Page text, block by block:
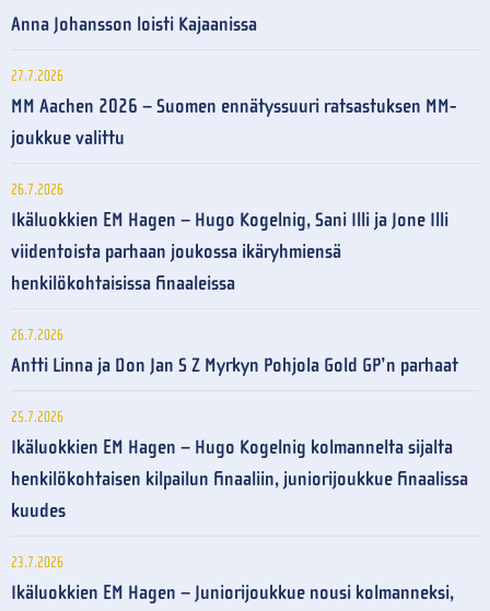
Anna Johansson loisti Kajaanissa
27.7.2026
MM Aachen 2026 – Suomen ennätyssuuri ratsastuksen MM-
joukkue valittu
26.7.2026
Ikäluokkien EM Hagen – Hugo Kogelnig, Sani Illi ja Jone Illi
viidentoista parhaan joukossa ikäryhmiensä
henkilökohtaisissa finaaleissa
26.7.2026
Antti Linna ja Don Jan S Z Myrkyn Pohjola Gold GP’n parhaat
25.7.2026
Ikäluokkien EM Hagen – Hugo Kogelnig kolmannelta sijalta
henkilökohtaisen kilpailun finaaliin, juniorijoukkue finaalissa
kuudes
23.7.2026
Ikäluokkien EM Hagen – Juniorijoukkue nousi kolmanneksi,